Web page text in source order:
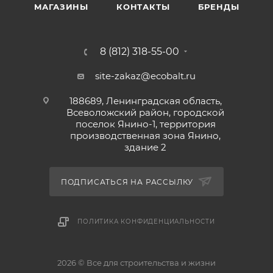
МАГАЗИНЫ КОНТАКТЫ БРЕНДЫ
8 (812) 318-55-00
site-zakaz@ecobalt.ru
188689, Ленинградская область,
Всеволожский район, городской
поселок Янино-1, территория
производственная зона Янино,
здание 2
ПОДПИСАТЬСЯ НА РАССЫЛКУ
ПОЛИТИКА КОНФИДЕНЦИАЛЬНОСТИ
2026 © Все для строительства и жизни